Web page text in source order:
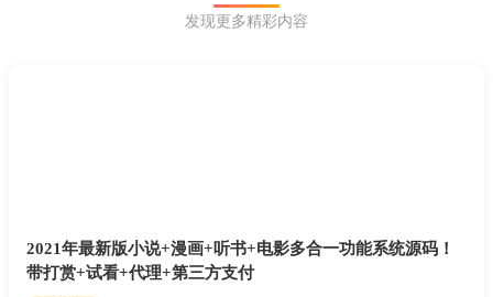
发现更多精彩内容
2021年最新版小说+漫画+听书+电影多合一功能系统源码！
带打赏+试看+代理+第三方支付